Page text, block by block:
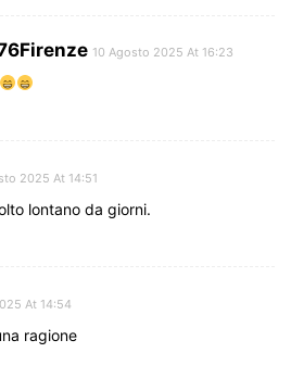
10 Agosto 2025 At 16:23
2025 At 14:51
lontano da giorni.
At 14:54
ragione